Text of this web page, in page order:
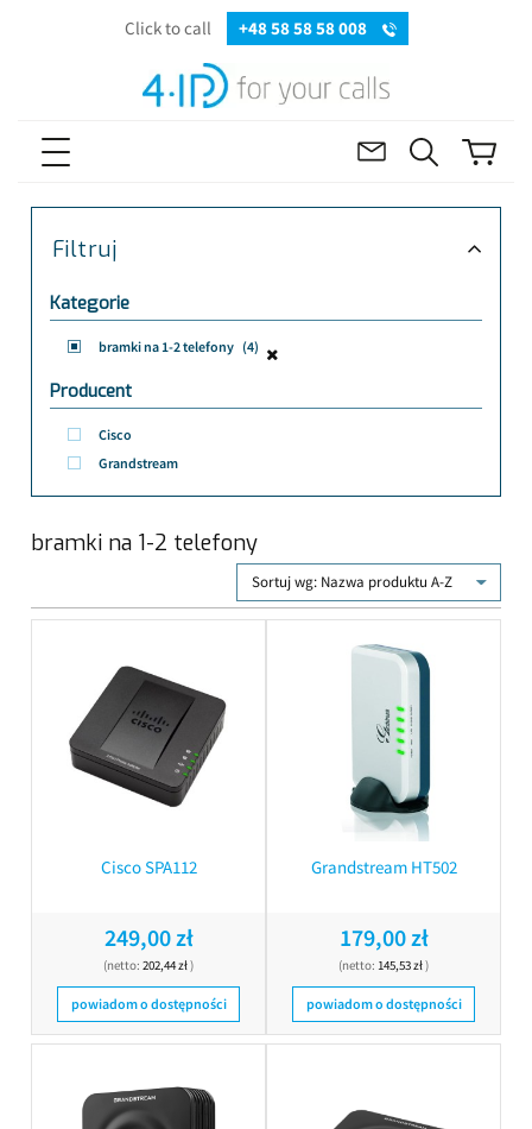
Click to call +48 58 58 58 008
Filtruj
Kategorie
bramki na 1-2 telefony (4)
Producent
Cisco
Grandstream
bramki na 1-2 telefony
Sortuj wg: Nazwa produktu A-Z
Cisco SPA112
249,00 zł
(netto: 202,44 zł)
powiadom o dostępności
Grandstream HT502
179,00 zł
(netto: 145,53 zł)
powiadom o dostępności